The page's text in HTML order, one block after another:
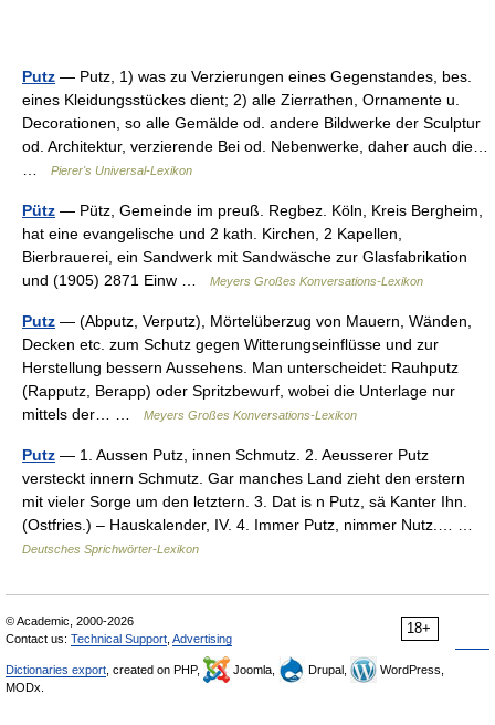
Putz — Putz, 1) was zu Verzierungen eines Gegenstandes, bes.
eines Kleidungsstückes dient; 2) alle Zierrathen, Ornamente u.
Decorationen, so alle Gemälde od. andere Bildwerke der Sculptur
od. Architektur, verzierende Bei od. Nebenwerke, daher auch die…
Pierer's Universal-Lexikon
Pütz — Pütz, Gemeinde im preuß. Regbez. Köln, Kreis Bergheim,
hat eine evangelische und 2 kath. Kirchen, 2 Kapellen,
Bierbrauerei, ein Sandwerk mit Sandwäsche zur Glasfabrikation
und (1905) 2871 Einw …
Meyers Großes Konversations-Lexikon
Putz — (Abputz, Verputz), Mörtelüberzug von Mauern, Wänden,
Decken etc. zum Schutz gegen Witterungseinflüsse und zur
Herstellung bessern Aussehens. Man unterscheidet: Rauhputz
(Rapputz, Berapp) oder Spritzbewurf, wobei die Unterlage nur
mittels der… …
Meyers Großes Konversations-Lexikon
Putz — 1. Aussen Putz, innen Schmutz. 2. Aeusserer Putz
versteckt innern Schmutz. Gar manches Land zieht den erstern
mit vieler Sorge um den letztern. 3. Dat is n Putz, sä Kanter Ihn.
(Ostfries.) – Hauskalender, IV. 4. Immer Putz, nimmer Nutz.… …
Deutsches Sprichwörter-Lexikon
18+
© Academic, 2000-2026
Contact us: Technical Support Advertising
Dictionaries export , created on PHP, Joomla, Drupal,
WordPress,
MODx.